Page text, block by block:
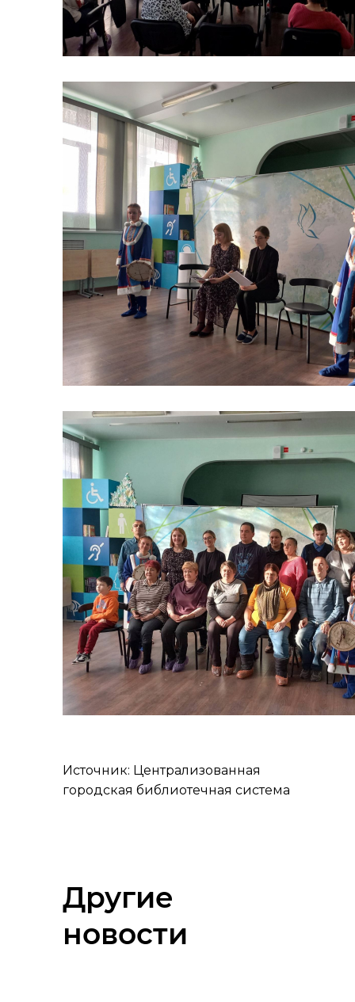
Источник: Централизованная
городская библиотечная система
Другие
новости